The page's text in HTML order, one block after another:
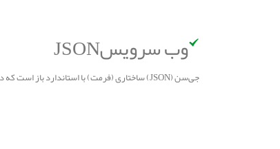
وب سرویسJSON
جی‌سن (JSON) ساختاری (فرمت) با استاندارد باز است که در انتقال اطلاعات و داده‌ها (مثلاً بین مرورگر و سایت) استفاده شده و برای انسان قابل خواندن است.